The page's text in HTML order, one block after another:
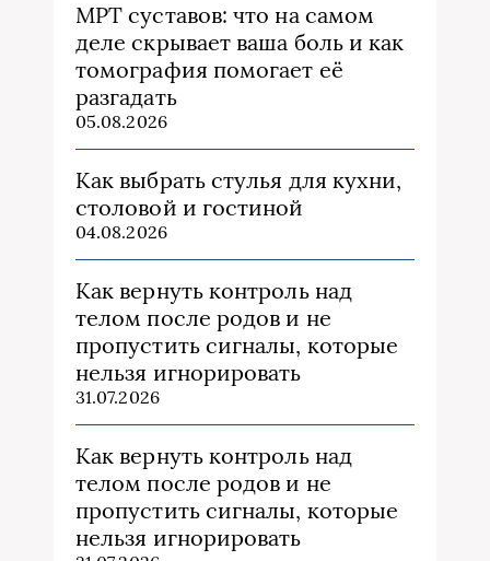
МРТ суставов: что на самом
деле скрывает ваша боль и как
томография помогает её
разгадать
05.08.2026
Как выбрать стулья для кухни,
столовой и гостиной
04.08.2026
Как вернуть контроль над
телом после родов и не
пропустить сигналы, которые
нельзя игнорировать
31.07.2026
Как вернуть контроль над
телом после родов и не
пропустить сигналы, которые
нельзя игнорировать